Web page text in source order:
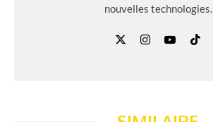
nouvelles technologies.